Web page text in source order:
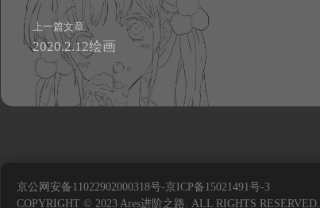
上一篇文章
2020.2.12绘画
京公网安备11022902000318号-京ICP备15021491号-3
COPYRIGHT © 2023 Ares进阶之路. ALL RIGHTS RESERVED.